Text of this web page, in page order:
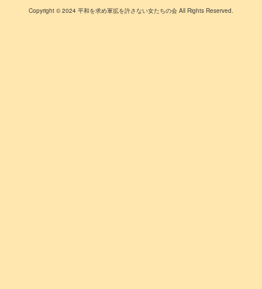
Copyright © 2024 平和を求め軍拡を許さない女たちの会 All Rights Reserved.